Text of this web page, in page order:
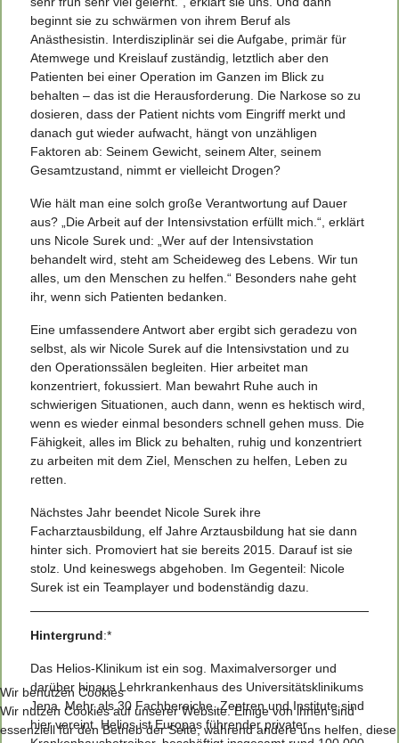
beginnt sie zu schwärmen von ihrem Beruf als
Anästhesistin. Interdisziplinär sei die Aufgabe, primär für
Atemwege und Kreislauf zuständig, letztlich aber den
Patienten bei einer Operation im Ganzen im Blick zu
behalten – das ist die Herausforderung. Die Narkose so zu
dosieren, dass der Patient nichts vom Eingriff merkt und
danach gut wieder aufwacht, hängt von unzähligen
Faktoren ab: Seinem Gewicht, seinem Alter, seinem
Gesamtzustand, nimmt er vielleicht Drogen?
Wie hält man eine solch große Verantwortung auf Dauer
aus? „Die Arbeit auf der Intensivstation erfüllt mich.“, erklärt
uns Nicole Surek und: „Wer auf der Intensivstation
behandelt wird, steht am Scheideweg des Lebens. Wir tun
alles, um den Menschen zu helfen.“ Besonders nahe geht
ihr, wenn sich Patienten bedanken.
Eine umfassendere Antwort aber ergibt sich geradezu von
selbst, als wir Nicole Surek auf die Intensivstation und zu
den Operationssälen begleiten. Hier arbeitet man
konzentriert, fokussiert. Man bewahrt Ruhe auch in
schwierigen Situationen, auch dann, wenn es hektisch wird,
wenn es wieder einmal besonders schnell gehen muss. Die
Fähigkeit, alles im Blick zu behalten, ruhig und konzentriert
zu arbeiten mit dem Ziel, Menschen zu helfen, Leben zu
retten.
Nächstes Jahr beendet Nicole Surek ihre
Facharztausbildung, elf Jahre Arztausbildung hat sie dann
hinter sich. Promoviert hat sie bereits 2015. Darauf ist sie
stolz. Und keineswegs abgehoben. Im Gegenteil: Nicole
Surek ist ein Teamplayer und bodenständig dazu.
Hintergrund:*
Das Helios-Klinikum ist ein sog. Maximalversorger und
darüber hinaus Lehrkrankenhaus des Universitätsklinikums
Jena. Mehr als 30 Fachbereiche, Zentren und Institute sind
hier vereint. Helios ist Europas führender privater
Wir benutzen Cookies
Wir nutzen Cookies auf unserer Website. Einige von ihnen sind
essenziell für den Betrieb der Seite, während andere uns helfen, diese